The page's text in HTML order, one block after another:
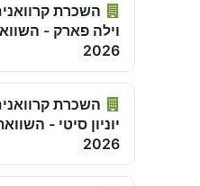
וילה פארק -
2026
יוניון סיטי -
2026